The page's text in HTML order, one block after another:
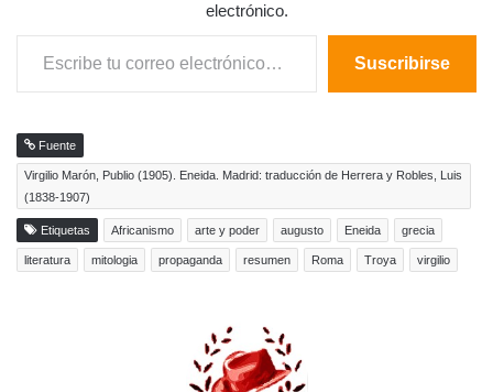
electrónico.
Escribe tu correo electrónico…
Suscribirse
Fuente
Virgilio Marón, Publio (1905). Eneida. Madrid: traducción de Herrera y Robles, Luis
(1838-1907)
Etiquetas Africanismo arte y poder augusto Eneida grecia
literatura mitologia propaganda resumen Roma Troya virgilio